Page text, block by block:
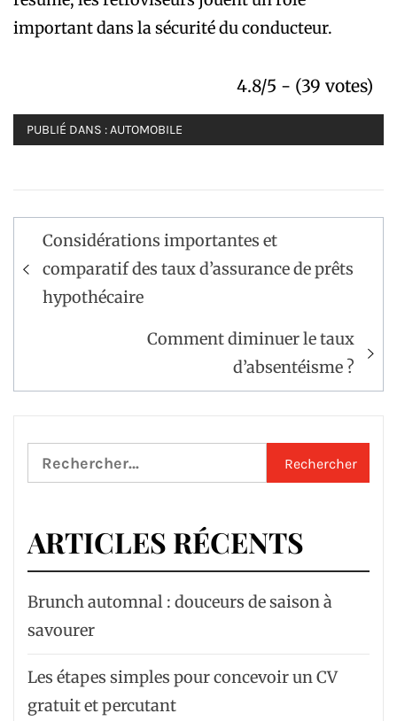
important dans la sécurité du conducteur.
4.8/5 - (39 votes)
PUBLIÉ DANS :AUTOMOBILE
Navigation
de
l’article
Considérations importantes et
comparatif des taux d’assurance de prêts
hypothécaire
Comment diminuer le taux
d’absentéisme ?
Rechercher :
ARTICLES RÉCENTS
Brunch automnal : douceurs de saison à
savourer
Les étapes simples pour concevoir un CV
gratuit et percutant